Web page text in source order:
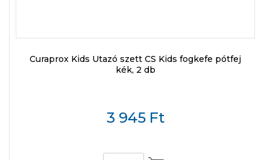
Curaprox Kids Utazó szett CS Kids fogkefe pótfej
kék, 2 db
3 945 Ft